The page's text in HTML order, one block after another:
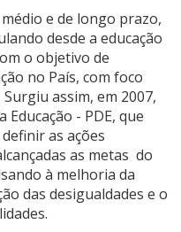
e de longo prazo,
desde a educação
o objetivo de
no País, com foco
assim, em 2007,
- PDE, que
as ações
as metas do
à melhoria da
das desigualdades e o